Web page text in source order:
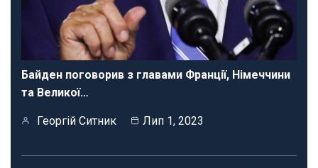
Байден поговорив з главами Франції, Німеччини
та Великої…
Георгій Ситник Лип 1, 2023